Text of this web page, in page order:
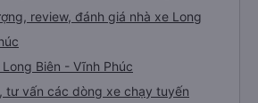
review, đánh giá nhà xe Long
Biên - Vĩnh Phúc
tư vấn các dòng xe chạy tuyến